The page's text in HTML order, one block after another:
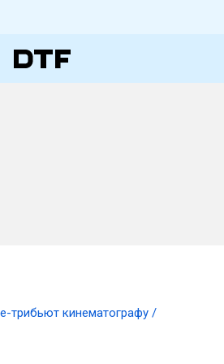
трибьют кинематографу /